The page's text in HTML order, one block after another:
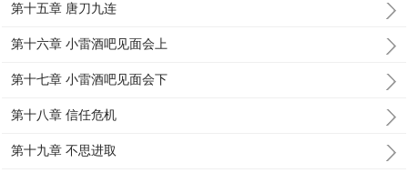
第十五章 唐刀九连
第十六章 小雷酒吧见面会上
第十七章 小雷酒吧见面会下
第十八章 信任危机
第十九章 不思进取